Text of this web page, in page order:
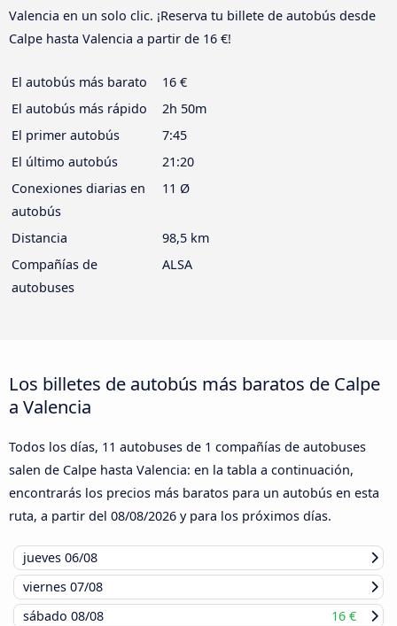
Valencia en un solo clic. ¡Reserva tu billete de autobús desde
Calpe hasta Valencia a partir de 16 €!
El autobús más barato
16 €
El autobús más rápido
2h 50m
El primer autobús
7:45
El último autobús
21:20
Conexiones diarias en
autobús
11 Ø
Distancia
98,5 km
Compañías de
autobuses
ALSA
Los billetes de autobús más baratos de Calpe
a Valencia
Todos los días, 11 autobuses de 1 compañías de autobuses
salen de Calpe hasta Valencia: en la tabla a continuación,
encontrarás los precios más baratos para un autobús en esta
ruta, a partir del 08/08/2026 y para los próximos días.
jueves 06/08
viernes 07/08
sábado 08/08
16 €